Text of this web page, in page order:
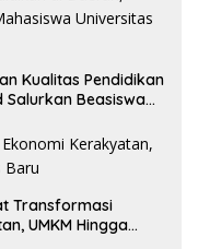
Kualitas Pendidikan
Salurkan Beasiswa
Transformasi
UMKM Hingga